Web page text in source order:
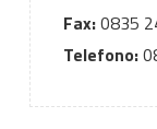
Fax:0835
Telefono: